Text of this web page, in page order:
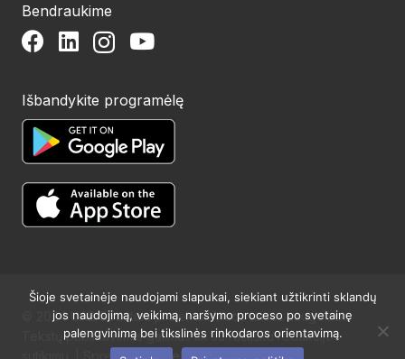
Bendraukime
Išbandykite programėlę
© 2024 UAB Structum projektai. Visos teisės saugomos.
Tekstų publikavimas galimas tik su raštišku redakcijos
sutikimu. | Sprendimas:
Websty
Šioje svetainėje naudojami slapukai, siekiant užtikrinti sklandų
jos naudojimą, veikimą, naršymo proceso po svetainę
palengvinimą bei tikslinės rinkodaros orientavimą.